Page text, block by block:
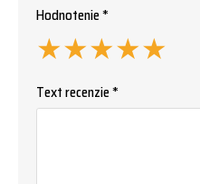
Hodnotenie *
★
★
★
★
★
Text recenzie *